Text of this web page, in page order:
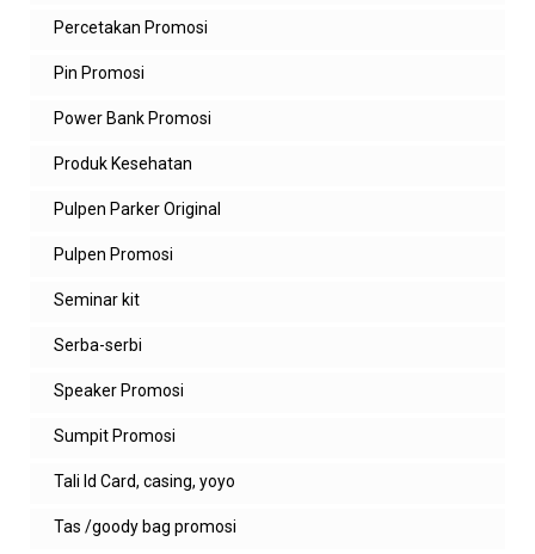
Percetakan Promosi
Pin Promosi
Power Bank Promosi
Produk Kesehatan
Pulpen Parker Original
Pulpen Promosi
Seminar kit
Serba-serbi
Speaker Promosi
Sumpit Promosi
Tali Id Card, casing, yoyo
Tas /goody bag promosi